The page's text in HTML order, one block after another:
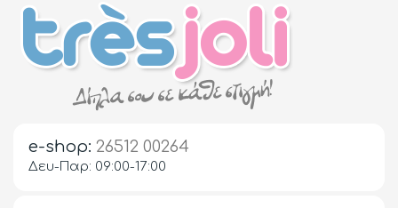
e-shop: 26512 00264
Δευ-Παρ: 09:00-17:00